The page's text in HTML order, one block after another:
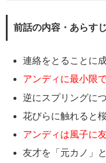
前話の内容・あらす
連絡をとることに
アンディに最小限
逆にスプリングに
花びらに触れると
アンディは風子に
友才を「元カノ」